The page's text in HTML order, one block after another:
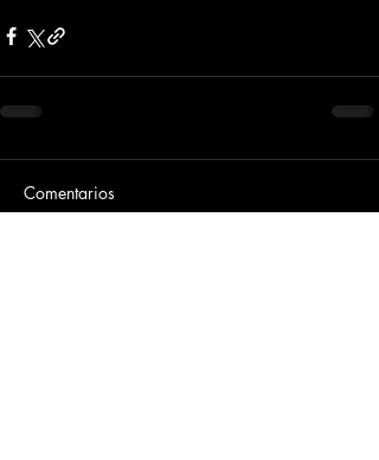
Comentarios